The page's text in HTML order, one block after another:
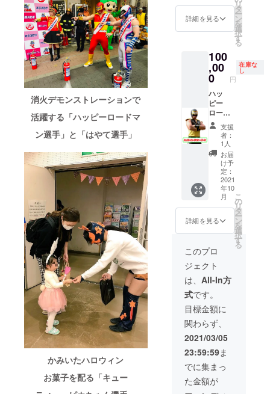
消火デモンストレーションで
活躍する「ハッピーロードマ
ン選手」と「はやて選手」
かみいたハロウィン
お菓子を配る「キュー
しま
す。営
利や販
売に用
でくだ
さい。
著作権
が帰属
しま
す。営
売に用
いない
でくだ
さい。
本的に
ボロボ
ロです
・リン
シュー
ズは含
みませ
ん ・試
合で使
用する
ため新
しいマ
スク並
びにコ
ス
チュー
ムが出
来上
がって
からの
お届け
になり
ます ・
お届け
までに
時間が
かかる
場合が
ありま
す ※マ
スク＆
コス
チュー
ムに関
しまし
て 意匠
につい
てはい
たばし
プロレ
す。 ◇
非売品T
シャツ
ご希望
ズをお
選びく
ださい
タッグ
リーグ
(トーナ
メント)
大会を
イメー
ジした
デザイ
ンを予
定して
います
◇"板橋
のいっ
ぴ
ん"「中
野製菓
のかり
んと
う」3種
詰め合
わせ
セット
板橋の
いっぴ
んに選
ばれた
黒糖か
りん
糖、三
温糖の
自然な
甘みと
コクの
までご
記入く
ださ
い。 ◇
シャツ
ご希望
のサイ
ズをお
選びく
ださい
タッグ
リーグ
(トーナ
メント)
大会を
イメー
ジした
デザイ
ンを予
定して
います
◇"板橋
のいっ
ぴ
ん"「中
野製菓
のかり
んと
う」3種
詰め合
わせ
セット
板橋の
いっぴ
んに選
ばれた
黒糖か
りん
糖、三
温糖の
います
◇"板橋
のいっ
ぴ
野製菓
のかり
んと
う」3種
詰め合
わせ
セット
板橋の
いっぴ
んに選
ばれた
黒糖か
りん
糖、三
温糖の
自然な
甘みと
コクの
ある白
かりん
糖、香
ばしい
ピー
ナッツ
をふん
だんに
使用し
た甘さ
控えめ
のピー
ナッツ
かりん
糖の
入った
かりん
糖、3種
ル大会4
大会の
指定席
ペア観
ケット
をご用
意しま
す ご希
望日の
確認等
は頂い
たメー
ルアド
レスに
後日ご
連絡し
ます。
◇非売
品Tシャ
ツ ご希
望のサ
イズを
お選び
くださ
い タッ
グリー
グ(トー
ナメン
ト)大会
をイ
メージ
したデ
ザイン
を予定
してい
ます
◇"板橋
のいっ
ぴ
ん"「中
レゼン
ツ」の
冠付き+
3試合
・シン
グル
マッチ×
２試
合、６
人タッ
グマッ
チ×１試
合 合
計３試
合 ・選
手１０
名(選手
の人選
は弊社
にて行
いま
す)、レ
フリー
１名、
リング
アナウ
ンサー
１名、
リング
一式、
音響機
材 ・交
通費、
運搬費
込み(東
京23区
内の場
合) 選手
控室を
ご用意
のかり
んと
う」3種
詰め合
セット
10セッ
ト＋ポ
ス
ター・
チラ
シ・チ
ケッ
ト・
HP・
SNSへ
の掲出
＋大会
でのお
名前読
み上げ
＋リン
グ上で
の選手
全員と
の記念
撮影】
いたば
しプロ
レス大
会の冠
スポン
サーに
なって
いただ
きま
す。
◇1大会
分鉄柱
広告4本
掲示 冠
茶の大
山
園"「抹
茶ジェ
ト」5個
セット
＋試合
使用済
みマス
ク＆コ
ス
チュー
ム(ハッ
ピー
ロード
マン)】
◇メッ
セージ
カード
ハッ
ピー
ロード
マン選
手から
メッ
セージ
カード
をお届
けしま
す ◇非
売品T
シャツ
ご希望
のサイ
ズをお
選びく
ださい
タッグ
リーグ
(トーナ
詳細を見る
リ
タ
ー
ン
を
選
択
す
る
100
,00
0 円
在庫な
し
ハッ
ピー
ロード
マン・
ダーク
選手を
応援！
【メッ
セージ
カード
＋非売
品Tシャ
ツ＋"お
茶の大
山
園"「ほ
うじ茶
ジェ
ラー
ト」5個
セット
＋試合
使用済
みマス
ク＆コ
ス
チュー
ム(ハッ
ピー
ロード
マン・
ダー
支援
者：
1人
お届
け予
定：
2021
年10
月
詳細を見る
こ
の
リ
タ
ー
ン
を
選
択
す
る
このプロ
ジェクト
は、 All-In方
式です。
目標金額に
関わらず、
2021/03/05
23:59:59ま
でに集まっ
た金額が